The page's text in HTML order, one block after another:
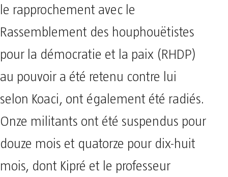
le rapprochement avec le
Rassemblement des houphouëtistes
pour la démocratie et la paix (RHDP)
au pouvoir a été retenu contre lui
selon Koaci, ont également été radiés.
Onze militants ont été suspendus pour
douze mois et quatorze pour dix-huit
mois, dont Kipré et le professeur